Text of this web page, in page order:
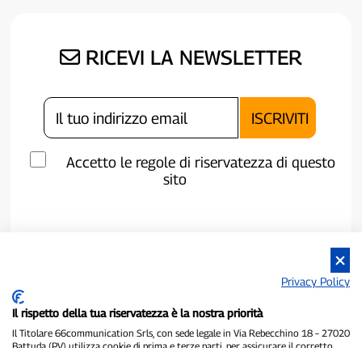
RICEVI LA NEWSLETTER
Accetto le regole di riservatezza di questo
sito
Privacy Policy
Il rispetto della tua riservatezza è la nostra priorità
Il Titolare 66communication Srls, con sede legale in Via Rebecchino 18 – 27020